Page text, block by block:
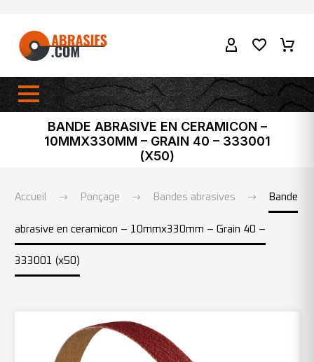
BANDE ABRASIVE EN CERAMICON –
10MMX330MM – GRAIN 40 – 333001
(X50)
Accueil Ponçage Bandes abrasives Bande
abrasive en ceramicon – 10mmx330mm – Grain 40 –
333001 (x50)